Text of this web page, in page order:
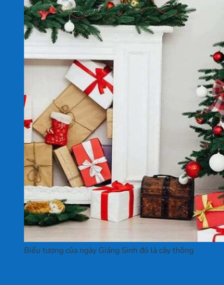
Biểu tượng của ngày Giáng Sinh đó là cây thông